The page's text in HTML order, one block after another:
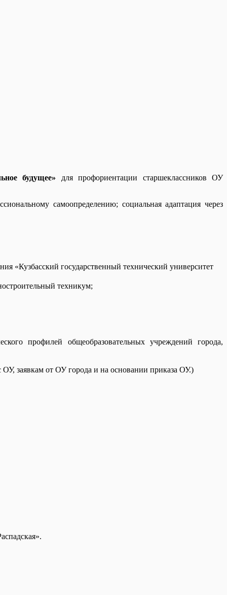
будущее» для профориентации старшеклассников ОУ
самоопределению; социальная адаптация через
«Кузбасский государственный технический университет
техникум;
профилей общеобразовательных учреждений города,
ОУ, заявкам от ОУ города и на основании приказа ОУ.)